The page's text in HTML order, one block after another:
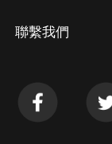
聯繫我們